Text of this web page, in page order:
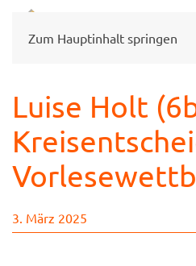
Zum Hauptinhalt springen
Luise Holt
3. März 2025